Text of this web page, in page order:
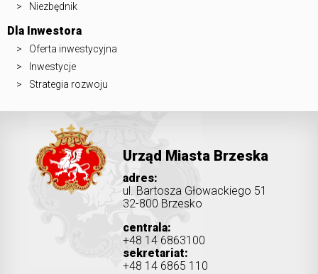
Niezbędnik
Dla Inwestora
Oferta inwestycyjna
Inwestycje
Strategia rozwoju
Urząd Miasta Brzeska
adres:
ul. Bartosza Głowackiego 51
32-800 Brzesko
centrala:
+48 14 6863100
sekretariat:
+48 14 6865 110